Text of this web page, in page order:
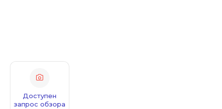
Доступен
запрос обзора